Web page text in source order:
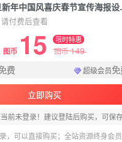
21款2026
付费后查看
图币 15 限时特惠
图币149
费 超级会员
立即购买
前未登录！建议登陆后购买，可保
，可以直接购买；全站资源终身会员